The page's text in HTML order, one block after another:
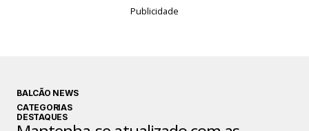
Publicidade
BALCÃO NEWS
CATEGORIAS
DESTAQUES